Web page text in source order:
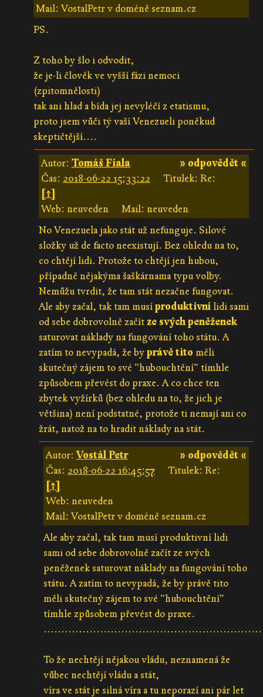
Mail: VostalPetr v doméně seznam.cz
PS.
Z toho by šlo i odvodit,
že je-li člověk ve vyšší fázi nemoci
(zpitomnělosti)
tak ani hlad a bída jej nevyléčí z etatismu,
proto jsem vůči tý vaší Venezueli poněkud
skeptičtější....
» odpovědět «
Autor: Tomáš Fiala
Čas: 2018-06-22 15:33:22
Titulek: Re:
[↑]
Web: neuveden
Mail: neuveden
No Venezuela jako stát už nefunguje. Silové
složky už de facto neexistují. Bez ohledu na to,
co chtějí lidi. Protože to chtějí jen hubou,
případně nějakýma šaškárnama typu volby.
Nemůžu tvrdit, že tam stát nezačne fungovat.
Ale aby začal, tak tam musíproduktivnílidi sami
od sebe dobrovolně začítze svých peněženek
saturovat náklady na fungování toho státu. A
zatím to nevypadá, že byprávě tito měli
skutečný zájem to své "hubouchtění" tímhle
způsobem převést do praxe. A co chce ten
zbytek vyžírků (bez ohledu na to, že jich je
většina) není podstatné, protože ti nemají ani co
žrát, natož na to hradit náklady na stát.
» odpovědět «
Autor:Vostál Petr
Čas: 2018-06-22 16:45:57
Titulek: Re:
[↑]
Web: neuveden
Mail: VostalPetr v doméně seznam.cz
Ale aby začal, tak tam musí produktivní lidi
sami od sebe dobrovolně začít ze svých
peněženek saturovat náklady na fungování toho
státu. A zatím to nevypadá, že by právě tito
měli skutečný zájem to své "hubouchtění"
tímhle způsobem převést do praxe.
To že nechtějí nějakou vládu, neznamená že
vůbec nechtějí vládu a stát,
víra ve stát je silná víra a tu neporazí ani pár let